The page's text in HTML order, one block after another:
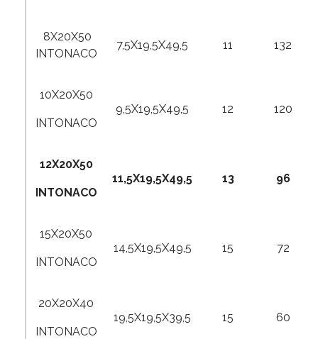
8X20X50
INTONACO
7,5X19,5X49,5 11 132
10X20X50
INTONACO
9,5X19,5X49,5 12 120
12X20X50
INTONACO
11,5X19,5X49,5 13 96
15X20X50
INTONACO
14,5X19,5X49,5 15 72
20X20X40
INTONACO
19,5X19,5X39,5 15 60